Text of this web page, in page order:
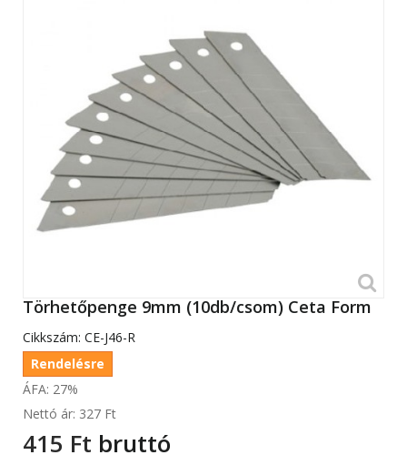
Törhetőpenge 9mm (10db/csom) Ceta Form
Cikkszám: CE-J46-R
Rendelésre
ÁFA: 27%
Nettó ár: 327 Ft‎
415 Ft‎ bruttó